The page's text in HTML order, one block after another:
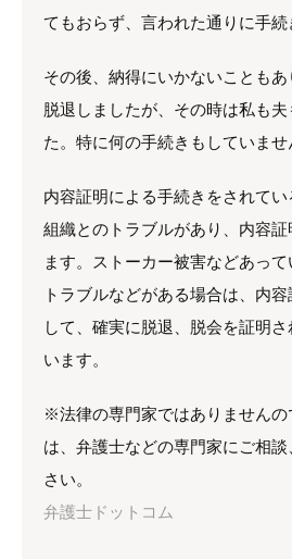
てもおらず、言われた通りに手続
その後、納得にいかないことも
脱退しましたが、その時は私も
た。特に何の手続きもしていませ
内容証明による手続きをされて
組織とのトラブルがあり、内容
ます。ストーカー被害などあっ
トラブルなどがある場合は、内
して、確実に脱退、脱会を証明
います。
※法律の専門家ではありませんの
は、弁護士などの専門家にご相
さい。
弁護士ドットコム